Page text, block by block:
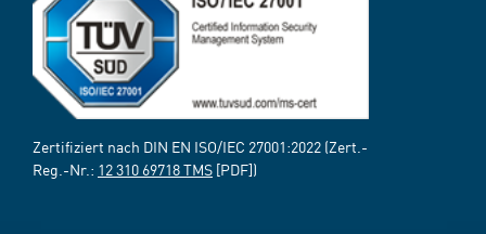
Zertifiziert nach DIN EN ISO/IEC 27001:2022 (Zert.-
Reg.-Nr.: 12 310 69718 TMS [PDF])